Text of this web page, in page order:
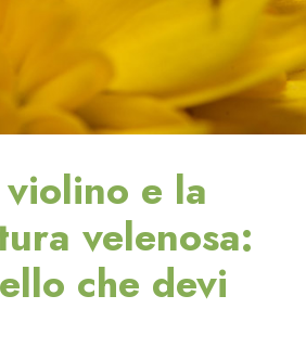
e la
velenosa:
che devi